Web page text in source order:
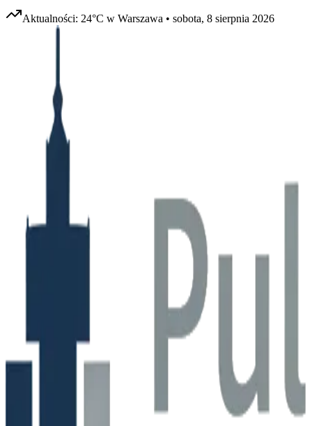
Aktualności: 24°C w Warszawa • sobota, 8 sierpnia 2026